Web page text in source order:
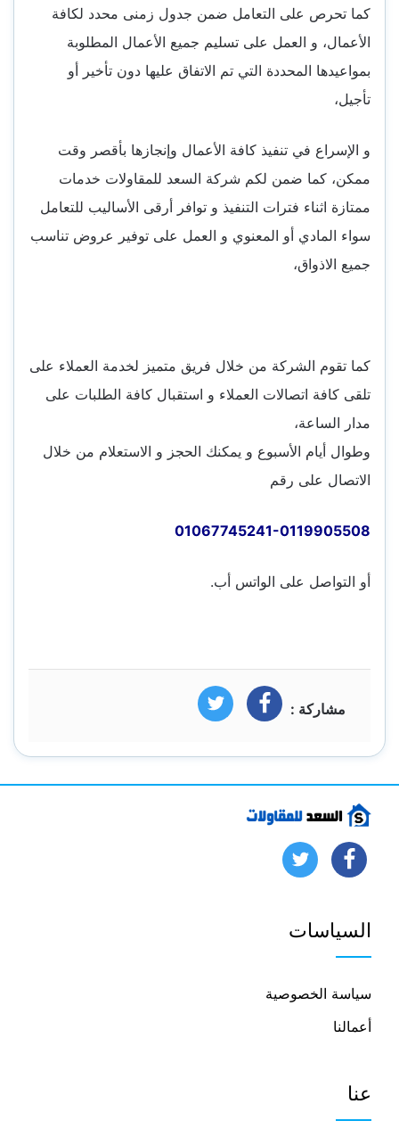
كما تحرص على التعامل ضمن جدول زمنى محدد لكافة
الأعمال، و العمل على تسليم جميع الأعمال المطلوبة
بمواعيدها المحددة التي تم الاتفاق عليها دون تأخير أو
تأجيل،
و الإسراع في تنفيذ كافة الأعمال وإنجازها بأقصر وقت
ممكن، كما ضمن لكم شركة السعد للمقاولات خدمات
ممتازة اثناء فترات التنفيذ و توافر أرقى الأساليب للتعامل
سواء المادي أو المعنوي و العمل على توفير عروض تناسب
جميع الاذواق،
كما تقوم الشركة من خلال فريق متميز لخدمة العملاء على
تلقى كافة اتصالات العملاء و استقبال كافة الطلبات على
مدار الساعة،
وطوال أيام الأسبوع و يمكنك الحجز و الاستعلام من خلال
الاتصال على رقم
01067745241-0119905508
أو التواصل على الواتس أب.
مشاركة : فيسبوك تويتر
تابعنا
فيسبوك
تابعنا
السياسات
سياسة الخصوصية
أعمالنا
عنا